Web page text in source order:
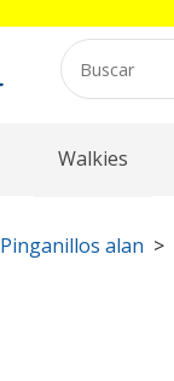
Walkies
Pinganillos alan